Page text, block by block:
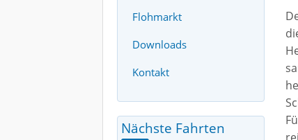
Flohmarkt
Downloads
Kontakt
Nächste Fahrten